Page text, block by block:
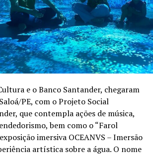
e o Banco Santander, chegaram
PE, com o Projeto Social
que contempla ações de música,
bem como o “Farol
imersiva OCEANVS – Imersão
artística sobre a água. O nome